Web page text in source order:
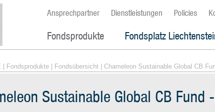
Ansprechpartner Dienstleistungen Policies
Fondsprodukte Fondsplatz
Fondsprodukte| Fondsübersicht| Chameleon Sustainable Global CB
Sustainable Global CB Fund